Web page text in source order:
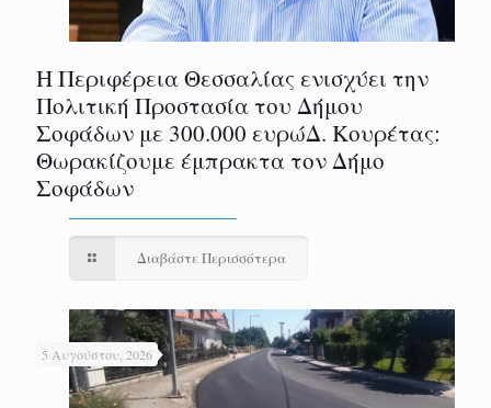
Η Περιφέρεια Θεσσαλίας ενισχύει την
Πολιτική Προστασία του Δήμου
Σοφάδων με 300.000 ευρώΔ. Κουρέτας:
Θωρακίζουμε έμπρακτα τον Δήμο
Σοφάδων
Διαβάστε Περισσότερα
5 Αυγούστου, 2026